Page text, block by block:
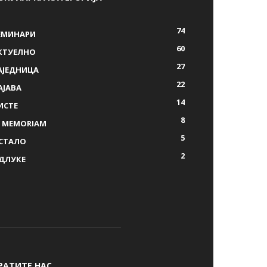
74
60
27
22
14
MEMORIAM
8
5
2